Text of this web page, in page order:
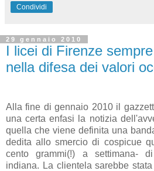
Condividi
29 gennaio 2010
I licei di Firenze
nella difesa dei valori
Alla fine di gennaio 2010 il
una certa enfasi la notizia
quella che viene definita una
dedita allo smercio di cospicue
cento grammi(!) a settimana-
indiana. La clientela sarebbe